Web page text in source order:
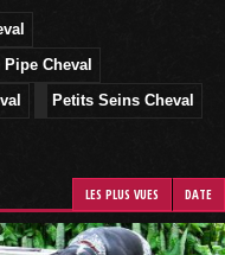
Cheval
Petits Seins Cheval
LES PLUS VUES DATE